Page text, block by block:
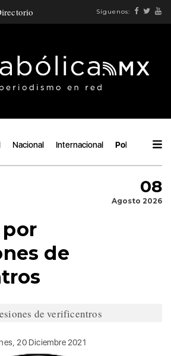
Síguenos:
Nacional Internacional Política
08
Agosto 2026
de
20 Diciembre 2021